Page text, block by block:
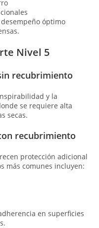
óptimo
Nivel 5
recubrimiento
y la
se requiere alta
secas.
recubrimiento
protección adicional
más comunes incluyen:
en superficies